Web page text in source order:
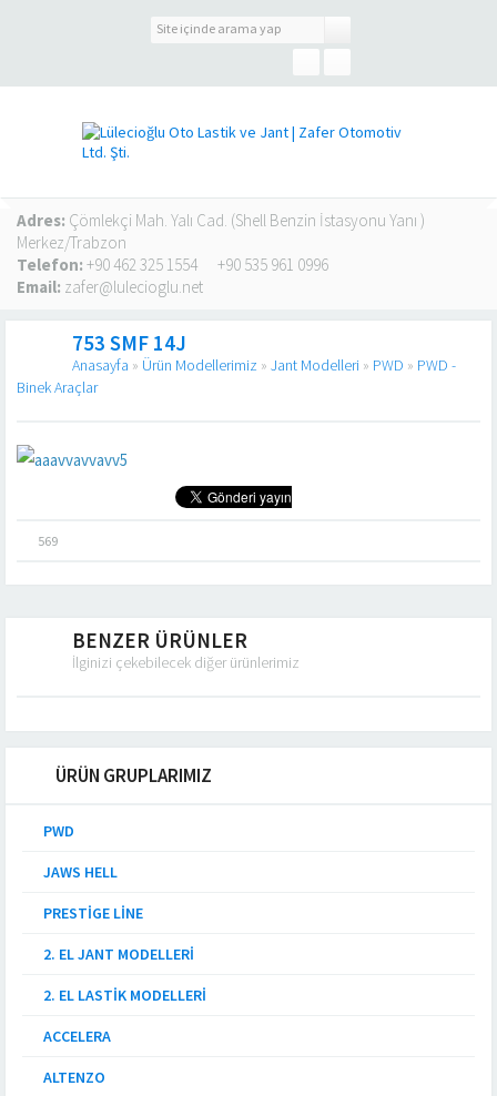
Adres: Çömlekçi Mah. Yalı Cad. (Shell Benzin İstasyonu Yanı )
Merkez/Trabzon
Telefon: +90 462 325 1554
+90 535 961 0996
Email: zafer@lulecioglu.net
753 SMF 14J
Anasayfa » Ürün Modellerimiz » Jant Modelleri » PWD » PWD -
Binek Araçlar
569
BENZER ÜRÜNLER
İlginizi çekebilecek diğer ürünlerimiz
ÜRÜN GRUPLARIMIZ
PWD
JAWS HELL
PRESTIGE LINE
2. EL JANT MODELLERI
2. EL LASTIK MODELLERI
ACCELERA
ALTENZO